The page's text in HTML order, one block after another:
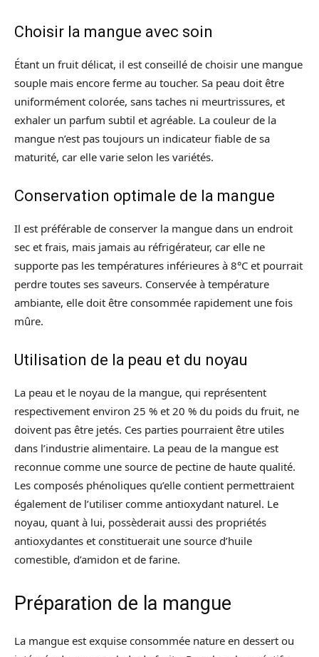
Choisir la mangue avec soin
Étant un fruit délicat, il est conseillé de choisir une mangue
souple mais encore ferme au toucher. Sa peau doit être
uniformément colorée, sans taches ni meurtrissures, et
exhaler un parfum subtil et agréable. La couleur de la
mangue n’est pas toujours un indicateur fiable de sa
maturité, car elle varie selon les variétés.
Conservation optimale de la mangue
Il est préférable de conserver la mangue dans un endroit
sec et frais, mais jamais au réfrigérateur, car elle ne
supporte pas les températures inférieures à 8°C et pourrait
perdre toutes ses saveurs. Conservée à température
ambiante, elle doit être consommée rapidement une fois
mûre.
Utilisation de la peau et du noyau
La peau et le noyau de la mangue, qui représentent
respectivement environ 25 % et 20 % du poids du fruit, ne
doivent pas être jetés. Ces parties pourraient être utiles
dans l’industrie alimentaire. La peau de la mangue est
reconnue comme une source de pectine de haute qualité.
Les composés phénoliques qu’elle contient permettraient
également de l’utiliser comme antioxydant naturel. Le
noyau, quant à lui, possèderait aussi des propriétés
antioxydantes et constituerait une source d’huile
comestible, d’amidon et de farine.
Préparation de la mangue
La mangue est exquise consommée nature en dessert ou